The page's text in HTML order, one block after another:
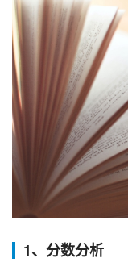
1、分数分析